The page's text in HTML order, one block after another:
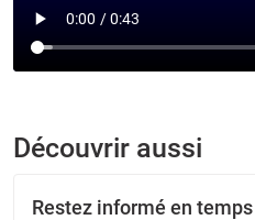
Découvrir aussi
Restez informé en